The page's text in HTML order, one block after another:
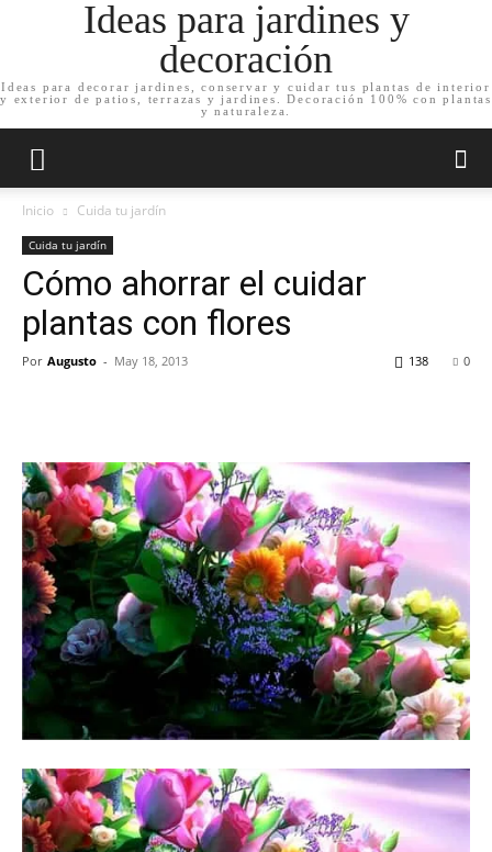
Ideas para jardines y
decoración
Ideas para decorar jardines, conservar y cuidar tus plantas de interior
y exterior de patios, terrazas y jardines. Decoración 100% con plantas
y naturaleza.
Inicio Cuida tu jardín
Cuida tu jardín
Cómo ahorrar el cuidar
plantas con flores
Por Augusto - May 18, 2013 0
138